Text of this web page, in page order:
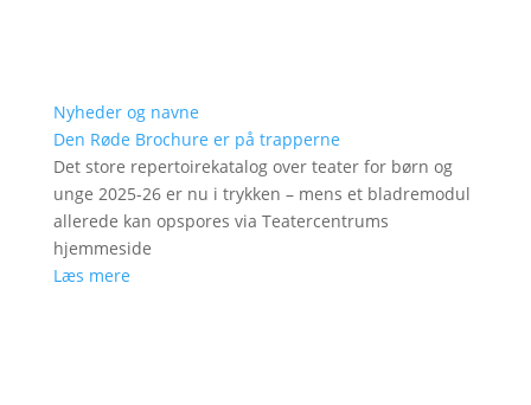
Nyheder og navne
Den Røde Brochure er på trapperne
Det store repertoirekatalog over teater for børn og
unge 2025-26 er nu i trykken – mens et bladremodul
allerede kan opspores via Teatercentrums
hjemmeside
Læs mere